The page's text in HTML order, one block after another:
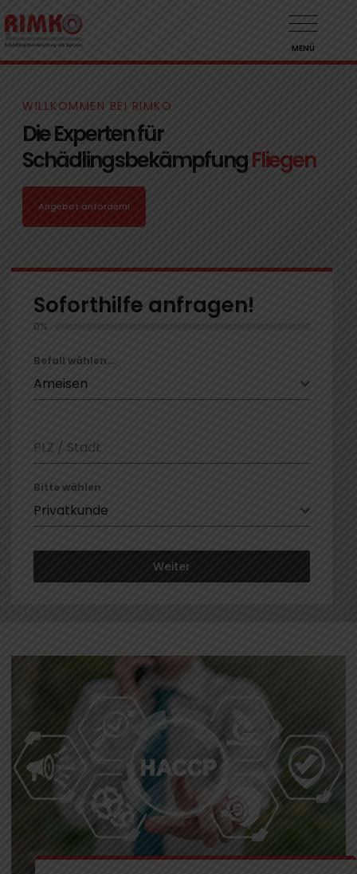
MENÜ
WILLKOMMEN BEI RIMKO
Die Experten für
SchädlingsbekämpfungFliegen
Angebot anfordern!
Soforthilfe anfragen!
0%
Befall wählen...
Ameisen
PLZ / Stadt
Bitte wählen
Privatkunde
Weiter